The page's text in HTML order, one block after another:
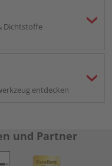
Dichtstoffe
entdecken
und Partner